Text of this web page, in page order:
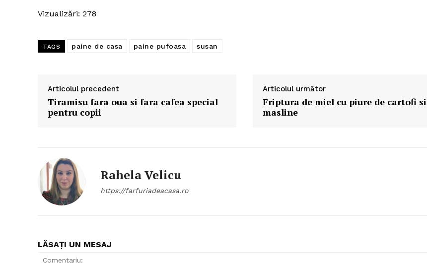
Vizualizări: 278
TAGS paine de casa paine pufoasa susan
Articolul precedent
Tiramisu fara oua si fara cafea special
pentru copii
Articolul următor
Friptura de miel cu piure de cartofi si
masline
Rahela Velicu
https://farfuriadeacasa.ro
LĂSAȚI UN MESAJ